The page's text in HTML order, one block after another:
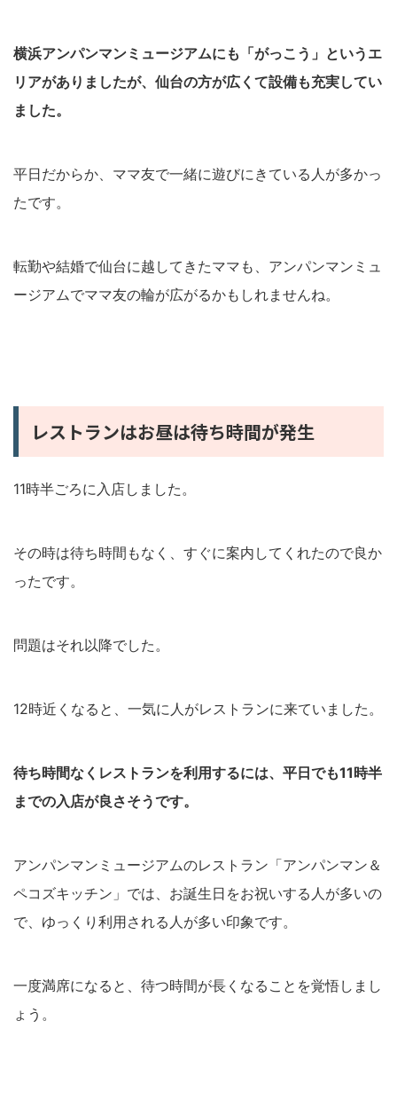
横浜アンパンマンミュージアムにも「がっこう」というエ
リアがありましたが、仙台の方が広くて設備も充実してい
ました。
平日だからか、ママ友で一緒に遊びにきている人が多かっ
たです。
転勤や結婚で仙台に越してきたママも、アンパンマンミュ
ージアムでママ友の輪が広がるかもしれませんね。
レストランはお昼は待ち時間が発生
11時半ごろに入店しました。
その時は待ち時間もなく、すぐに案内してくれたので良か
ったです。
問題はそれ以降でした。
12時近くなると、一気に人がレストランに来ていました。
待ち時間なくレストランを利用するには、平日でも11時半
までの入店が良さそうです。
アンパンマンミュージアムのレストラン「アンパンマン＆
ペコズキッチン」では、お誕生日をお祝いする人が多いの
で、ゆっくり利用される人が多い印象です。
一度満席になると、待つ時間が長くなることを覚悟しまし
ょう。